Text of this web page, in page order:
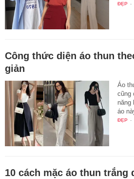
ĐẸP -
Công thức diện áo thun
giản
Áo
cũng
năng
áo
ĐẸP -
10 cách mặc áo thun trắng